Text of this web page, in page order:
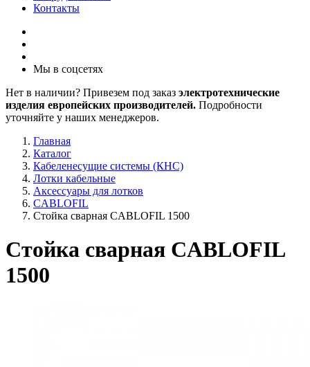
Контакты
Мы в соцсетях
Нет в наличии? Привезем под заказ электротехнические
изделия европейских производителей. Подробности
уточняйте у наших менеджеров.
Главная
Каталог
Кабеленесущие системы (КНС)
Лотки кабельные
Аксессуары для лотков
CABLOFIL
Стойка сварная CABLOFIL 1500
Стойка сварная CABLOFIL
1500